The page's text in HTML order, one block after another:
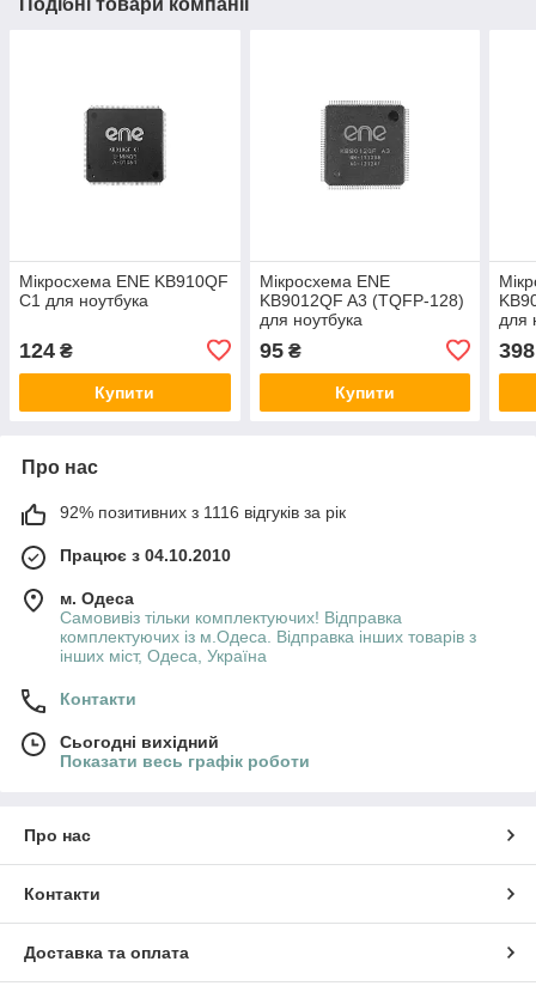
Подібні товари компанії
Мікросхема ENE KB910QF
C1 для ноутбука
124 ₴
Купити
Мікросхема ENE
KB9012QF A3 (TQFP-128)
для ноутбука
95₴
Купити
для
398
Про нас
92% позитивних з 1116 відгуків за рік
Працює з 04.10.2010
м. Одеса
Самовивіз тільки комплектуючих! Відправка
комплектуючих із м.Одеса. Відправка інших товарів з
інших міст, Одеса, Україна
Контакти
Сьогодні вихідний
Показати весь графік роботи
Про нас
Контакти
Доставка та оплата